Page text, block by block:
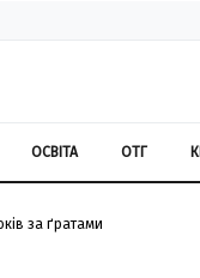
ОСВІТА ОТГ
за ґратами